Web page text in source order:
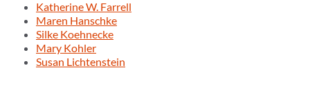
Katherine W. Farrell
Maren Hanschke
Silke Koehnecke
Mary Kohler
Susan Lichtenstein